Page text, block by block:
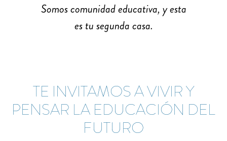
Somos comunidad educativa, y esta
es tu segunda casa.
TE INVITAMOS A VIVIR Y
PENSAR LA EDUCACIÓN DEL
FUTURO